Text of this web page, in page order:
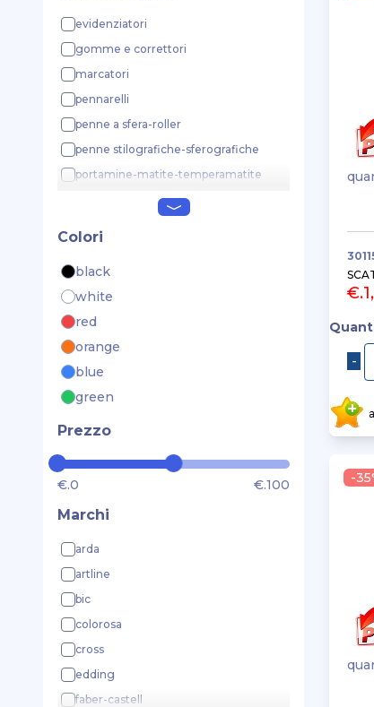
evidenziatori
gomme e correttori
marcatori
pennarelli
penne a sfera-roller
penne stilografiche-sferografiche
portamine-matite-temperamatite
Colori
black
white
red
orange
blue
green
Prezzo
€.0 €.100
Marchi
arda
artline
bic
colorosa
cross
edding
faber-castell
-